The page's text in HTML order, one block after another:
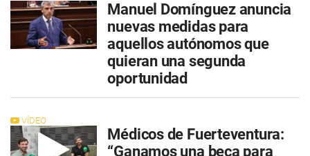
Manuel Domínguez anuncia
nuevas medidas para
aquellos autónomos que
quieran una segunda
oportunidad
VÍDEO
Médicos de Fuerteventura:
“Ganamos una beca para